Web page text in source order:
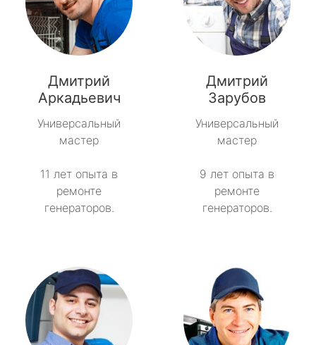
Дмитрий
Аркадьевич
Универсальный
мастер
11 лет опыта в
ремонте
генераторов.
Дмитрий
Зарубов
Универсальный
мастер
9 лет опыта в
ремонте
генераторов.